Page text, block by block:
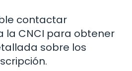
contactar
la CNCI para obtener
sobre los